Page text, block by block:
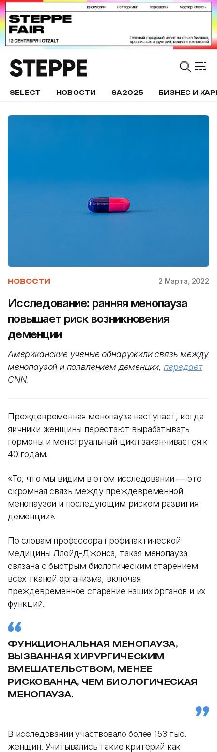
SELECT НОВОСТИ SA2025 БИЗНЕС И
НОВОСТИ 2 Марта, 2022
Исследование: ранняя менопауза
повышает риск возникновения
деменции
Американские ученые обнаружили связь между
менопаузой и появлением деменции, передает
CNN.
Преждевременная менопауза наступает, когда
яичники женщины перестают вырабатывать
гормоны и менструальный цикл заканчивается к
40 годам.
«То, что мы видим в этом исследовании — это
скромная связь между преждевременной
менопаузой и последующим риском развития
деменции».
По словам профессора профилактической
медицины Ллойд-Джонса, такая менопауза
связана с быстрым биологическим старением
всех тканей организма, включая
преждевременное старение наших органов и их
функций.
ФУНКЦИОНАЛЬНАЯ МЕНОПАУЗА,
ВЫЗВАННАЯ ХИРУРГИЧЕСКИМ
ВМЕШАТЕЛЬСТВОМ, МЕНЕЕ
РИСКОВАННА, ЧЕМ БИОЛОГИЧЕСКАЯ
МЕНОПАУЗА.
В исследовании участвовало более 153 тыс.
женщин. Учитывались такие критерий как